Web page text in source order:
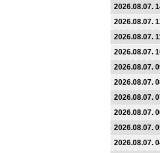
2026.08.07.
2026.08.07.
2026.08.07.
2026.08.07.
2026.08.07.
2026.08.07.
2026.08.07.
2026.08.07.
2026.08.07.
2026.08.07.